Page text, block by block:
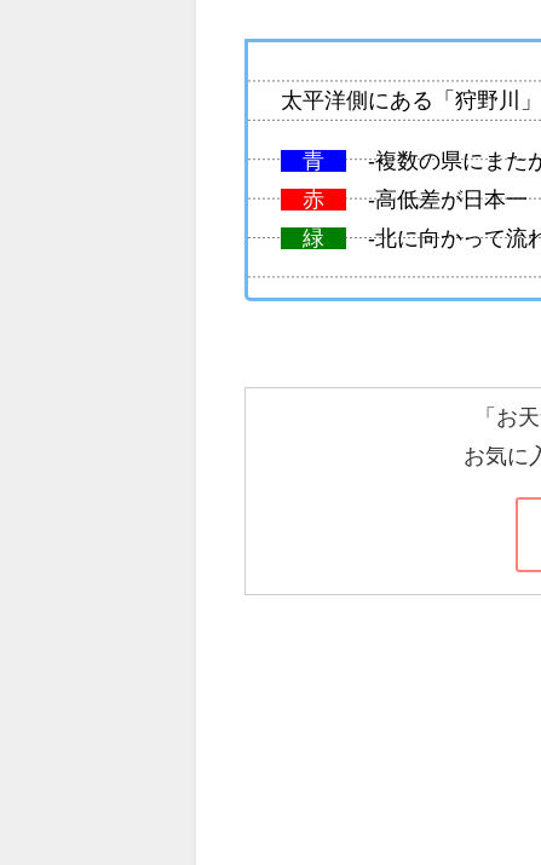
太平洋側にある「狩野川
青
-複数の県にまた
赤
-高低差が日本一
緑
-北に向かって流
「お
お気に